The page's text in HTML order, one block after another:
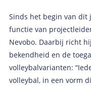
Sinds het begin van dit
functie van
Nevobo. Daarbij richt
bekendheid en de
volleybalvarianten:
volleybal, in een vorm